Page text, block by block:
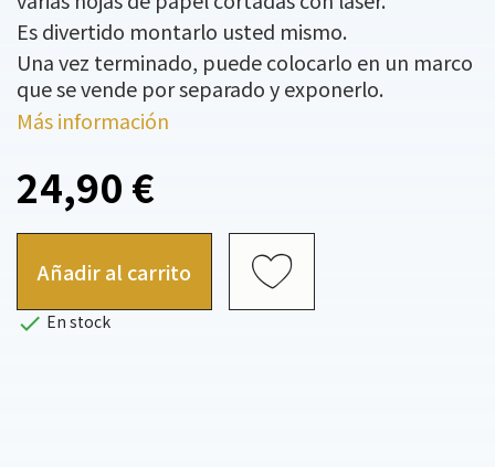
Es divertido montarlo usted mismo.
Una vez terminado, puede colocarlo en un marco
que se vende por separado y exponerlo.
Más información
24,90 €
Añadir al carrito
 En stock